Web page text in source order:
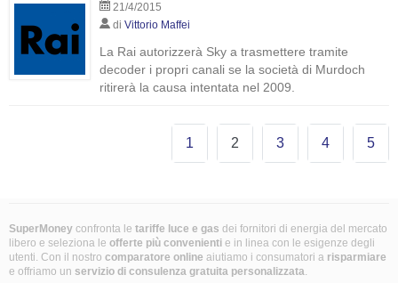
21/4/2015
di Vittorio Maffei
La Rai autorizzerà Sky a trasmettere tramite
decoder i propri canali se la società di Murdoch
ritirerà la causa intentata nel 2009.
1 2 3 4 5
SuperMoney confronta le tariffe luce e gas dei fornitori di energia del mercato
libero e seleziona le offerte più convenienti e in linea con le esigenze degli
utenti. Con il nostro comparatore online aiutiamo i consumatori a risparmiare
e offriamo un servizio di consulenza gratuita personalizzata.